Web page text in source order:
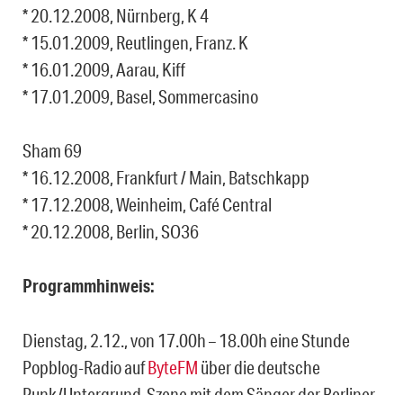
* 20.12.2008, Nürnberg, K 4
* 15.01.2009, Reutlingen, Franz. K
* 16.01.2009, Aarau, Kiff
* 17.01.2009, Basel, Sommercasino
Sham 69
* 16.12.2008, Frankfurt / Main, Batschkapp
* 17.12.2008, Weinheim, Café Central
* 20.12.2008, Berlin, SO36
Programmhinweis:
Dienstag, 2.12., von 17.00h – 18.00h eine Stunde
Popblog-Radio aufByteFM über die deutsche